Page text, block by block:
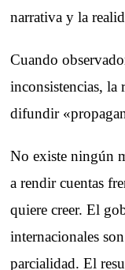
narrativa y la
Cuando
inconsistencias, la
difundir
No existe ningún
a rendir cuentas
quiere creer. El
internacionales
parcialidad. El